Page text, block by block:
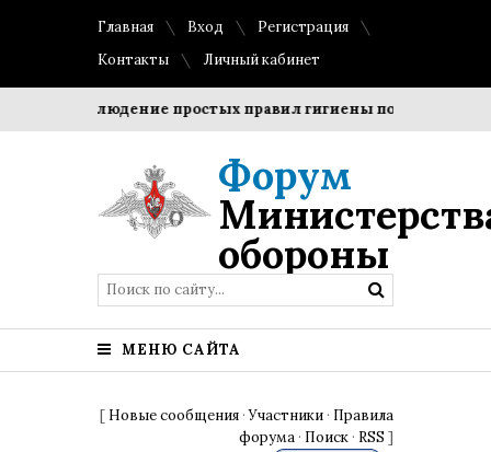
Главная Вход
Регистрация
Контакты
Личный кабинет
Соблюдение простых правил гигиены помогает
Форум
обороны
МЕНЮ САЙТА
[ Новые сообщения ·Участники · Правила
форума · Поиск · RSS ]